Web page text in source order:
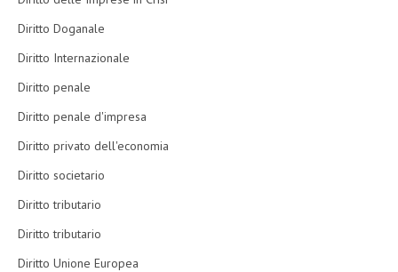
Diritto Doganale
Diritto Internazionale
Diritto penale
Diritto penale d'impresa
Diritto privato dell'economia
Diritto societario
Diritto tributario
Diritto tributario
Diritto Unione Europea